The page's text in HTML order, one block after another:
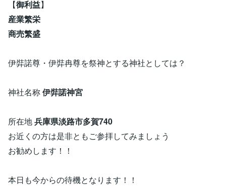
【御利益】
産業繁栄
商売繁盛
伊弉諾尊・伊弉冉尊を祭神とする神社としては？
神社名称伊弉諾神宮
所在地兵庫県淡路市多賀740
お近くの方は是非ともご参拝してみましょう
お勧めします！！
本日も今からの待機となります！！